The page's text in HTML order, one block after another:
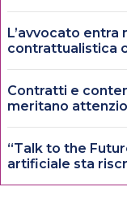
L’avvocato entra
contrattualistica
Contratti e
meritano
“Talk to the
artificiale sta